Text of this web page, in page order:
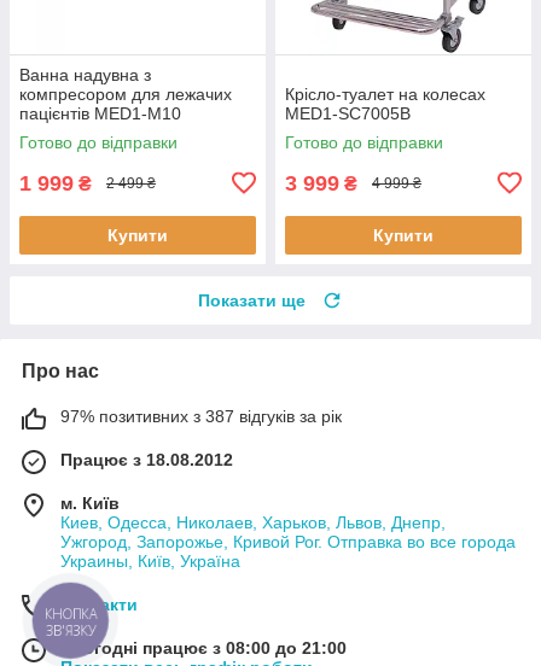
Ванна надувна з
компресором для лежачих
пацієнтів MED1-M10
Готово до відправки
1 999 ₴ 2 499 ₴
Купити
Крісло-туалет на колесах
MED1-SC7005B
Готово до відправки
3 999 ₴ 4 999 ₴
Купити
Показати ще
Про нас
97% позитивних з 387 відгуків за рік
Працює з 18.08.2012
м. Київ
Киев, Одесса, Николаев, Харьков, Львов, Днепр,
Ужгород, Запорожье, Кривой Рог. Отправка во все города
Украины, Київ, Україна
Контакти
Сьогодні працює з 08:00 до 21:00
КНОПКА
ЗВ'ЯЗКУ